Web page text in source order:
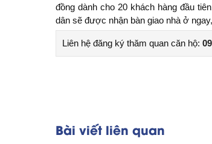
đồng dành cho 20 khách hàng đầu
dân sẽ được nhận bàn giao nhà ở
Liên hệ đăng ký thăm quan căn hộ:
Bài viết liên quan